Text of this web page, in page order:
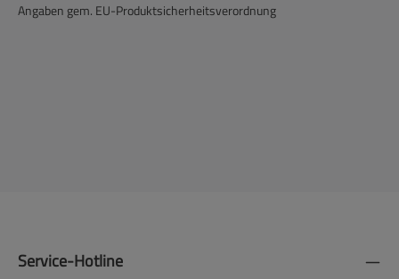
Angaben gem. EU-Produktsicherheitsverordnung
Service-Hotline